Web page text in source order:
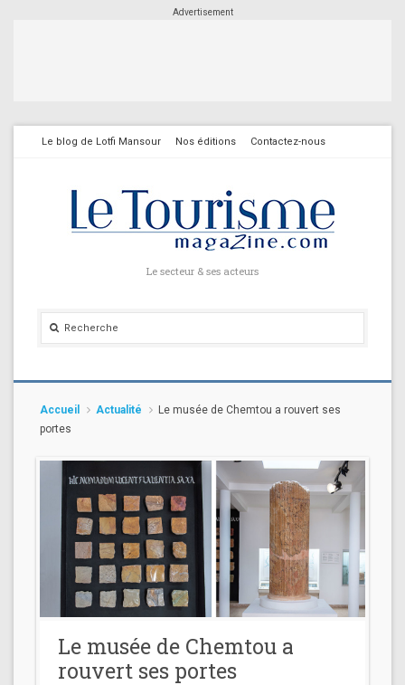
Advertisement
Le blog de Lotfi Mansour Nos éditions Contactez-nous
Le secteur & ses acteurs
Accueil Actualité
Le musée de Chemtou a rouvert ses
portes
Le musée de Chemtou a
rouvert ses portes